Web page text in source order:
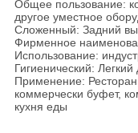
Общее пользование:
другое уместное
Сложенный: Задний
Фирменное
Использование:
Гигиенический:
Применение:
коммерчески буфет,
кухня еды